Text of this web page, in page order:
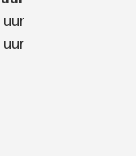
uur
uur